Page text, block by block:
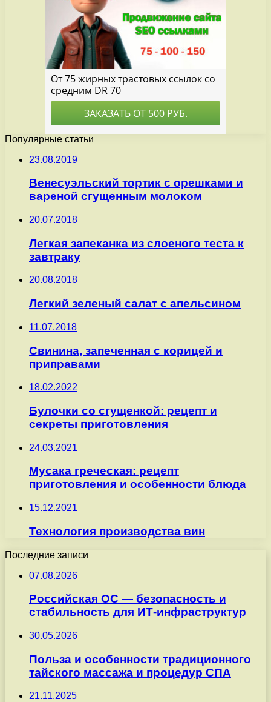
Популярные статьи
23.08.2019
Венесуэльский тортик с орешками и
вареной сгущенным молоком
20.07.2018
Легкая запеканка из слоеного теста к
завтраку
20.08.2018
Легкий зеленый салат с апельсином
11.07.2018
Свинина, запеченная с корицей и
приправами
18.02.2022
Булочки со сгущенкой: рецепт и
секреты приготовления
24.03.2021
Мусака греческая: рецепт
приготовления и особенности блюда
15.12.2021
Технология производства вин
Последние записи
07.08.2026
Российская ОС — безопасность и
стабильность для ИТ-инфраструктур
30.05.2026
Польза и особенности традиционного
тайского массажа и процедур СПА
21.11.2025